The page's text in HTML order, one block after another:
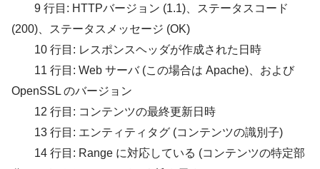
9 行目: HTTPバージョン (1.1)、ステータスコード
(200)、ステータスメッセージ (OK)
10 行目: レスポンスヘッダが作成された日時
11 行目: Web サーバ (この場合は Apache)、および
OpenSSL のバージョン
12 行目: コンテンツの最終更新日時
13 行目: エンティティタグ (コンテンツの識別子)
14 行目: Range に対応している (コンテンツの特定部